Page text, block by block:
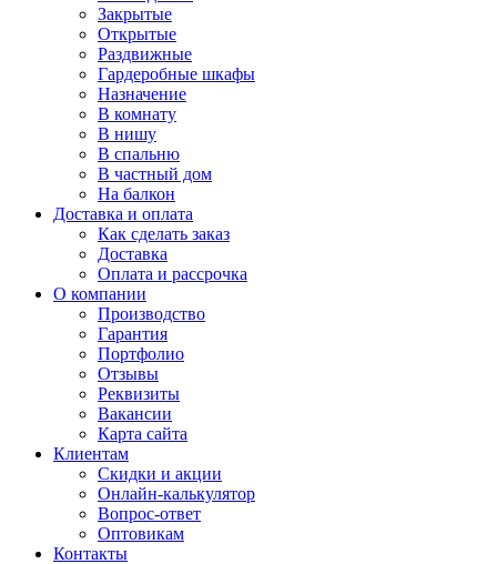
Закрытые
Открытые
Раздвижные
Гардеробные шкафы
Назначение
В комнату
В нишу
В спальню
В частный дом
На балкон
Доставка и оплата
Как сделать заказ
Доставка
Оплата и рассрочка
О компании
Производство
Гарантия
Портфолио
Отзывы
Реквизиты
Вакансии
Карта сайта
Клиентам
Скидки и акции
Онлайн-калькулятор
Вопрос-ответ
Оптовикам
Контакты